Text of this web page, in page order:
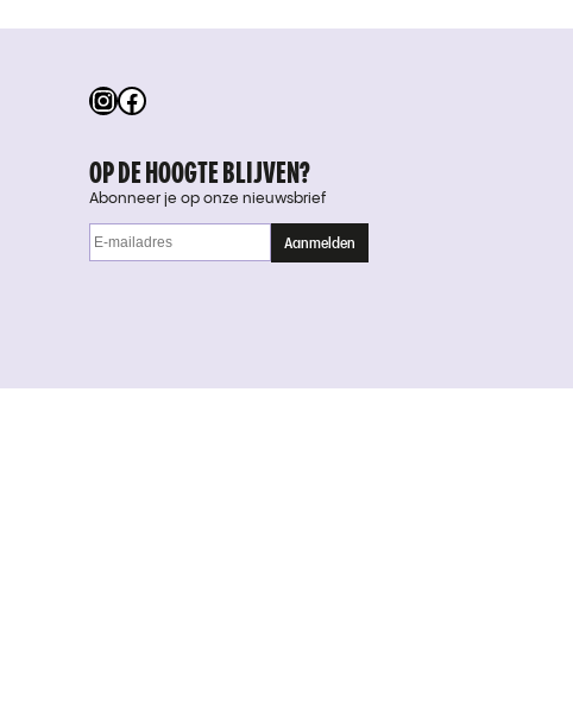
Instagram
Facebook
OP DE HOOGTE BLIJVEN?
Abonneer je op onze nieuwsbrief